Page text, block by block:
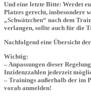
Und eine letzte Bitte: Werdet
Platzes gerecht, insbesondere
„Schwätzchen“ nach dem
verlangen, sollte auch für die
Nachfolgend eine Übersicht
Wichtig:
–Anpassungen dieser
Inzidenzzahlen jederzeit
– Trainings außerhalb der im
vorab anmelden!